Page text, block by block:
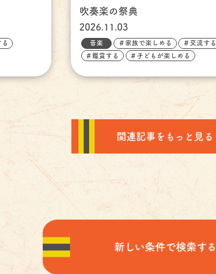
る
吹奏楽の祭典
2026.11.03
音楽 ＃家族で楽しめる ＃交流する
＃鑑賞する ＃子どもが楽しめる
関連記事をもっと見る
新しい条件で検索する